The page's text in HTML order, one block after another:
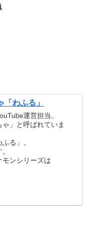
わふる」
運営担当。
」と呼ばれていま
る」。
ンシリーズは